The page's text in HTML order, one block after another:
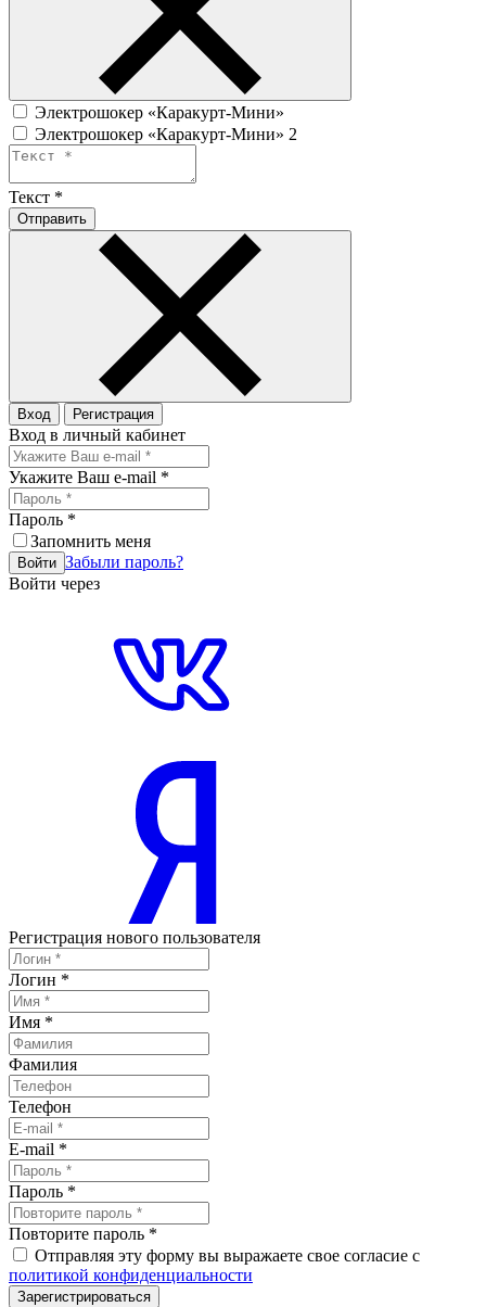
Электрошокер «Каракурт-Мини»
Электрошокер «Каракурт-Мини» 2
Текст *
Отправить
Вход Регистрация
Вход в личный кабинет
Укажите Ваш e-mail *
Пароль *
Запомнить меня
Войти Забыли пароль?
Войти через
Регистрация нового пользователя
Логин *
Имя *
Фамилия
Телефон
E-mail *
Пароль *
Повторите пароль *
Отправляя эту форму вы выражаете свое согласие с
политикой конфиденциальности
Зарегистрироваться